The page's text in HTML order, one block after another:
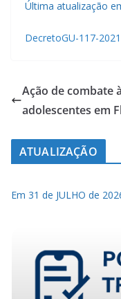
Última atualização
DecretoGU-117-
Ação de combate
adolescentes em
ATUALIZAÇÃO
Em 31 de JULHO de